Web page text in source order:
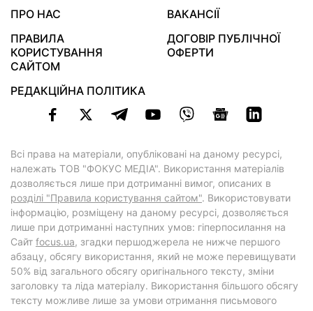
ПРО НАС
ВАКАНСІЇ
ПРАВИЛА
КОРИСТУВАННЯ
САЙТОМ
ДОГОВІР ПУБЛІЧНОЇ
ОФЕРТИ
РЕДАКЦІЙНА ПОЛІТИКА
Всі права на матеріали, опубліковані на даному ресурсі,
належать ТОВ "ФОКУС МЕДІА". Використання матеріалів
дозволяється лише при дотриманні вимог, описаних в
розділі "Правила користування сайтом". Використовувати
інформацію, розміщену на даному ресурсі, дозволяється
лише при дотриманні наступних умов: гіперпосилання на
Cайт focus.ua, згадки першоджерела не нижче першого
абзацу, обсягу використання, який не може перевищувати
50% від загального обсягу оригінального тексту, зміни
заголовку та ліда матеріалу. Використання більшого обсягу
тексту можливе лише за умови отримання письмового